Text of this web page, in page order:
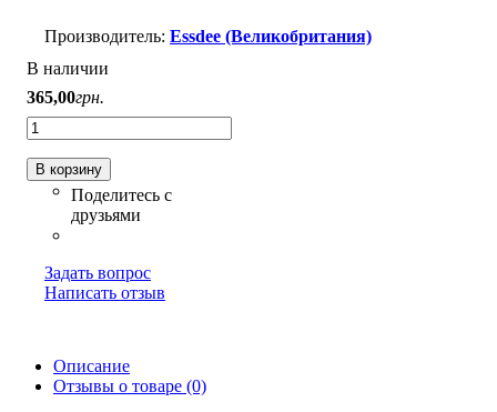
Essdee (Великобритания)
В наличии
365,00грн.
В корзину
Задать вопрос
Написать отзыв
Описание
Отзывы о товаре (0)